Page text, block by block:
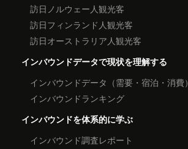
訪日ノルウェー人観光客
訪日フィンランド人観光客
訪日オーストラリア人観光客
インバウンドデータで現状を理解する
インバウンドデータ（需要・宿泊・消費）
インバウンドランキング
インバウンドを体系的に学ぶ
インバウンド調査レポート